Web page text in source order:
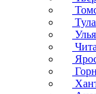
Тула
Чита